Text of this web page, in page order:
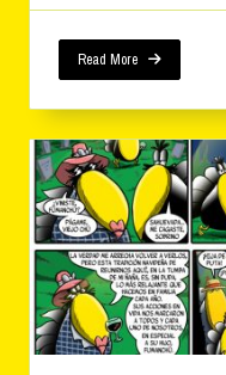
Read More